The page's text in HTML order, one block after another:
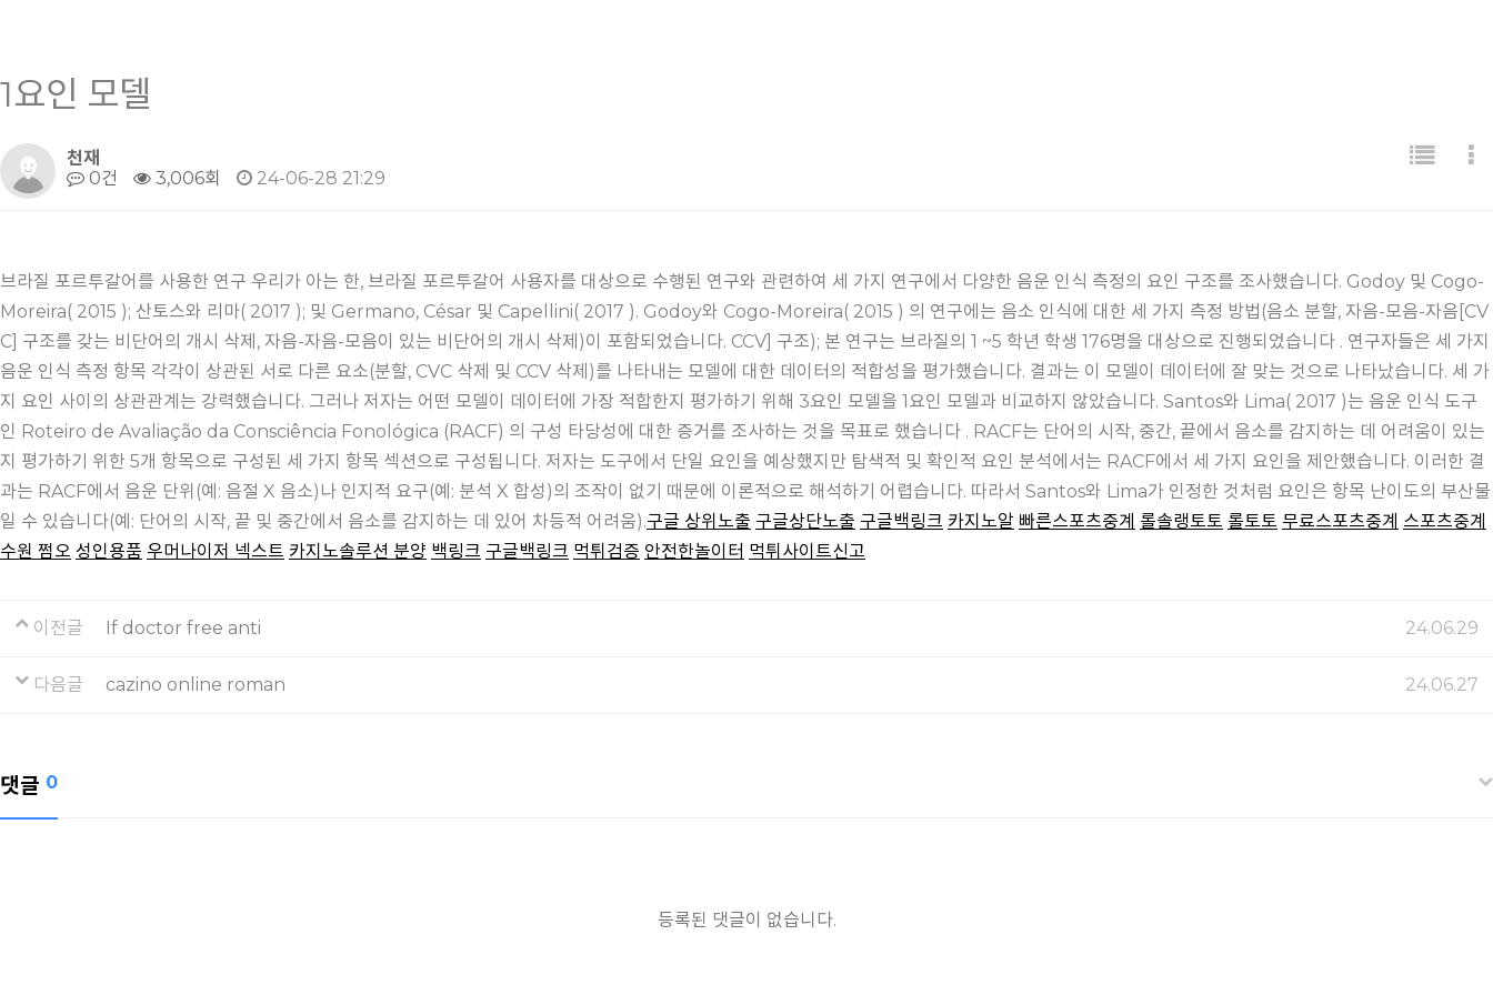
1요인 모델
천재
0건
3,006회 24-06-28 21:29
브라질 포르투갈어를 사용한 연구 우리가 아는 한, 브라질 포르투갈어 사용자를 대상으로 수행된 연구와 관련하여 세 가지 연구에서 다양한 음운 인식 측정의 요인 구조를 조사했습니다. Godoy 및 Cogo-
Moreira( 2015 ); 산토스와 리마( 2017 ); 및 Germano, César 및 Capellini( 2017 ). Godoy와 Cogo-Moreira( 2015 ) 의 연구에는 음소 인식에 대한 세 가지 측정 방법(음소 분할, 자음-모음-자음[CV
C] 구조를 갖는 비단어의 개시 삭제, 자음-자음-모음이 있는 비단어의 개시 삭제)이 포함되었습니다. CCV] 구조); 본 연구는 브라질의 1 ~5 학년 학생 176명을 대상으로 진행되었습니다 . 연구자들은 세 가지
음운 인식 측정 항목 각각이 상관된 서로 다른 요소(분할, CVC 삭제 및 CCV 삭제)를 나타내는 모델에 대한 데이터의 적합성을 평가했습니다. 결과는 이 모델이 데이터에 잘 맞는 것으로 나타났습니다. 세 가
지 요인 사이의 상관관계는 강력했습니다. 그러나 저자는 어떤 모델이 데이터에 가장 적합한지 평가하기 위해 3요인 모델을 1요인 모델과 비교하지 않았습니다. Santos와 Lima( 2017 )는 음운 인식 도구
인 Roteiro de Avaliação da Consciência Fonológica (RACF) 의 구성 타당성에 대한 증거를 조사하는 것을 목표로 했습니다 . RACF는 단어의 시작, 중간, 끝에서 음소를 감지하는 데 어려움이 있는
지 평가하기 위한 5개 항목으로 구성된 세 가지 항목 섹션으로 구성됩니다. 저자는 도구에서 단일 요인을 예상했지만 탐색적 및 확인적 요인 분석에서는 RACF에서 세 가지 요인을 제안했습니다. 이러한 결
과는 RACF에서 음운 단위(예: 음절 X 음소)나 인지적 요구(예: 분석 X 합성)의 조작이 없기 때문에 이론적으로 해석하기 어렵습니다. 따라서 Santos와 Lima가 인정한 것처럼 요인은 항목 난이도의 부산물
일 수 있습니다(예: 단어의 시작, 끝 및 중간에서 음소를 감지하는 데 있어 차등적 어려움).구글 상위노출 구글상단노출 구글백링크 카지노알 빠른스포츠중계 롤솔랭토토 롤토토 무료스포츠중계 스포츠중계
수원 쩜오 성인용품 우머나이저 넥스트 카지노솔루션 분양 백링크 구글백링크 먹튀검증 안전한놀이터 먹튀사이트신고
이전글 If doctor free anti 24.06.29
다음글 cazino online roman 24.06.27
댓글 0
등록된 댓글이 없습니다.